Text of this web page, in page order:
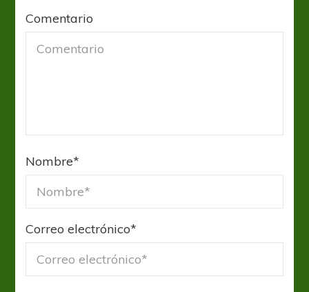
Comentario
Nombre*
Correo electrónico*